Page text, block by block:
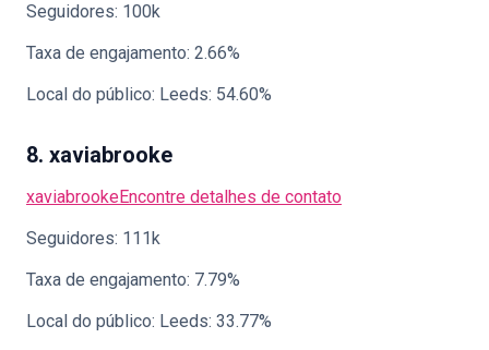
Seguidores: 100k
Taxa de engajamento: 2.66%
Local do público: Leeds: 54.60%
8. xaviabrooke
xaviabrookeEncontre detalhes de contato
Seguidores: 111k
Taxa de engajamento: 7.79%
Local do público: Leeds: 33.77%